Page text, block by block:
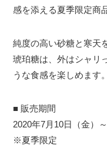
感を添える夏季限定商
純度の高い砂糖と寒天
琥珀糖は、外はシャリ
うな食感を楽しめます。
■ 販売期間
2020年7月10日（金）～
※夏季限定